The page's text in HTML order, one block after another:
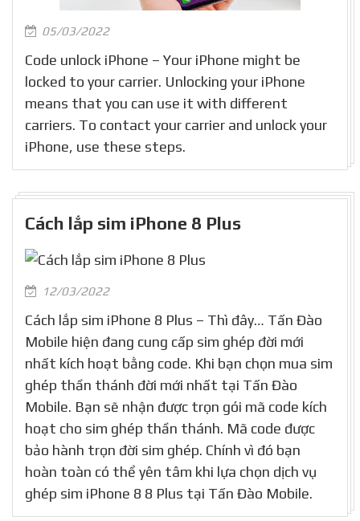
05/03/2022
Code unlock iPhone – Your iPhone might be
locked to your carrier. Unlocking your iPhone
means that you can use it with different
carriers. To contact your carrier and unlock your
iPhone, use these steps.
Cách lắp sim iPhone 8 Plus
12/03/2022
Cách lắp sim iPhone 8 Plus – Thì đây… Tấn Đào
Mobile hiện đang cung cấp sim ghép đời mới
nhất kích hoạt bằng code. Khi bạn chọn mua sim
ghép thần thánh đời mới nhất tại Tấn Đào
Mobile. Bạn sẽ nhận được trọn gói mã code kích
hoạt cho sim ghép thần thánh. Mã code được
bảo hành trọn đời sim ghép. Chính vì đó bạn
hoàn toàn có thể yên tâm khi lựa chọn dịch vụ
ghép sim iPhone 8 8 Plus tại Tấn Đào Mobile.